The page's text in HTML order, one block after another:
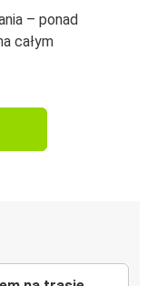
– ponad
całym